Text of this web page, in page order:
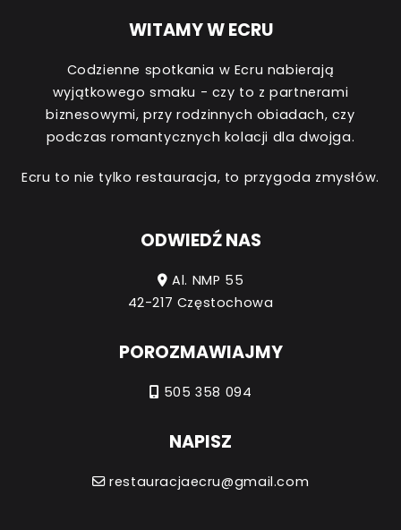
WITAMY W ECRU
Codzienne spotkania w Ecru nabierają
wyjątkowego smaku - czy to z partnerami
biznesowymi, przy rodzinnych obiadach, czy
podczas romantycznych kolacji dla dwojga.
Ecru to nie tylko restauracja, to przygoda zmysłów.
ODWIEDŹ NAS
Al. NMP 55
42-217 Częstochowa
POROZMAWIAJMY
505 358 094
NAPISZ
restauracjaecru@gmail.com